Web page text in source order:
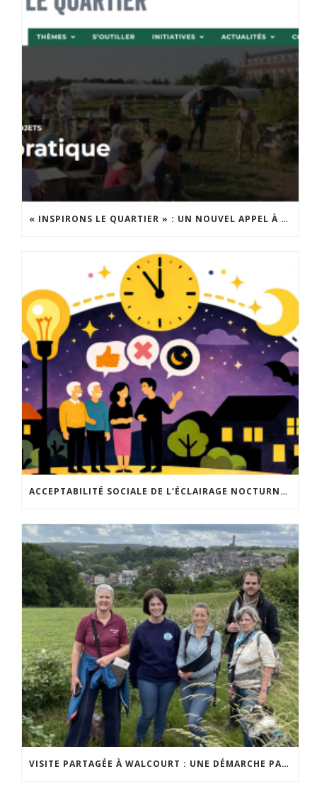
« INSPIRONS LE QUARTIER » : UN NOUVEL APPEL À PROJETS EST LANCÉ !
ACCEPTABILITÉ SOCIALE DE L’ÉCLAIRAGE NOCTURNE : LE REPLAY EST DISPONIBLE
VISITE PARTAGÉE À WALCOURT : UNE DÉMARCHE PARTICIPATIVE ANIMÉE PAR ESPACE ENVIRONNEMENT